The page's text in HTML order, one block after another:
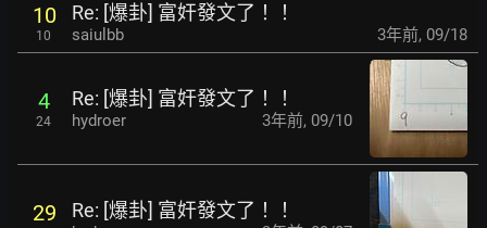
10
10
Re: [爆卦] 富奸發文了！！
saiulbb 3年前, 09/18
4
24
Re: [爆卦] 富奸發文了！！
hydroer 3年前, 09/10
29 Re: [爆卦] 富奸發文了！！